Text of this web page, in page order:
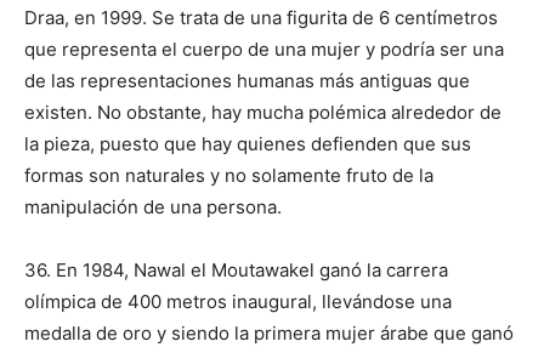
Draa, en 1999. Se trata de una figurita de 6 centímetros
que representa el cuerpo de una mujer y podría ser una
de las representaciones humanas más antiguas que
existen. No obstante, hay mucha polémica alrededor de
la pieza, puesto que hay quienes defienden que sus
formas son naturales y no solamente fruto de la
manipulación de una persona.
36. En 1984, Nawal el Moutawakel ganó la carrera
olímpica de 400 metros inaugural, llevándose una
medalla de oro y siendo la primera mujer árabe que ganó